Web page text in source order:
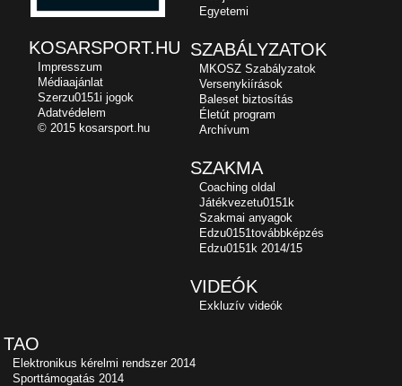
Egyetemi
SZABÁLYZATOK
MKOSZ Szabályzatok
Versenykiírások
Baleset biztosítás
Életút program
Archívum
SZAKMA
Coaching oldal
Játékvezetu0151k
Szakmai anyagok
Edzu0151továbbképzés
Edzu0151k 2014/15
VIDEÓK
Exkluzív videók
TAO
Elektronikus kérelmi rendszer 2014
Sporttámogatás 2014
KOSARSPORT.HU
Impresszum
Médiaajánlat
Szerzu0151i jogok
Adatvédelem
© 2015 kosarsport.hu